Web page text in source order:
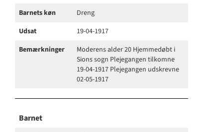
Barnets køn
Dreng
Udsat
19-04-1917
Bemærkninger
Moderens alder 20 Hjemmedøbt i
Sions sogn Plejegangen tilkomne
19-04-1917 Plejegangen udskrevne
02-05-1917
Barnet